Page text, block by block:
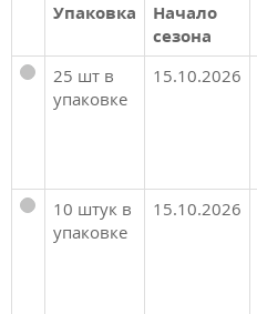
Упаковка
Начало
сезона
25 шт в
упаковке
15.10.2026
10 штук в
упаковке
15.10.2026